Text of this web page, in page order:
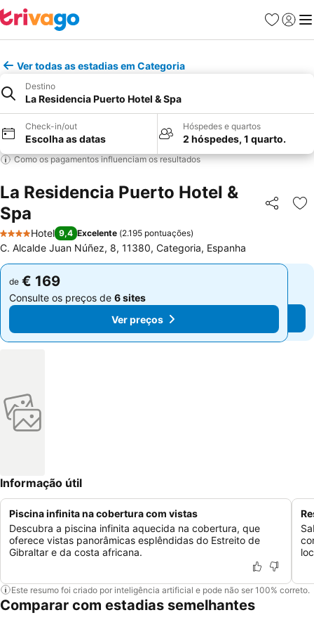
Favoritos
Iniciar
Ver todas as estadias em Categoria
Destino
La Residencia Puerto Hotel & Spa
Check-in/out
Escolha as datas
Hóspedes e quartos
2 hóspedes, 1 quarto.
Como os pagamentos influenciam os resultados
La Residencia Puerto Hotel &
Spa
Partilhar
4 Estrelas
Hotel 9,4 Excelente (2.195 pontuações)
C. Alcalde Juan Núñez, 8, 11380, Categoria, Espanha
de € 169
Consulte os preços de 6 sites
Ver preços
de € 169
Consulte os preços de 6 sites
Ver preços
Informação útil
Piscina infinita na cobertura com vistas
Descubra a piscina infinita aquecida na cobertura, que
oferece vistas panorâmicas esplêndidas do Estreito de
Gibraltar e da costa africana.
Este resumo foi criado por inteligência artificial e pode não ser 100% correto.
Comparar com estadias semelhantes